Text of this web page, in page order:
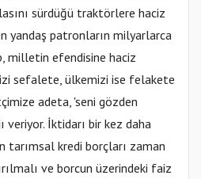
sürdüğü traktörlere haciz
yandaş patronların milyarlarca
milletin efendisine haciz
sefalete, ülkemizi ise felakete
adeta, 'seni gözden
veriyor. İktidarı bir kez daha
tarımsal kredi borçları zaman
ve borcun üzerindeki faiz